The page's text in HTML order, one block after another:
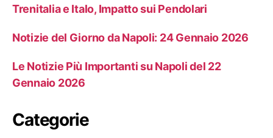
Trenitalia e Italo, Impatto sui Pendolari
Notizie del Giorno da Napoli: 24 Gennaio 2026
Le Notizie Più Importanti su Napoli del 22
Gennaio 2026
Categorie